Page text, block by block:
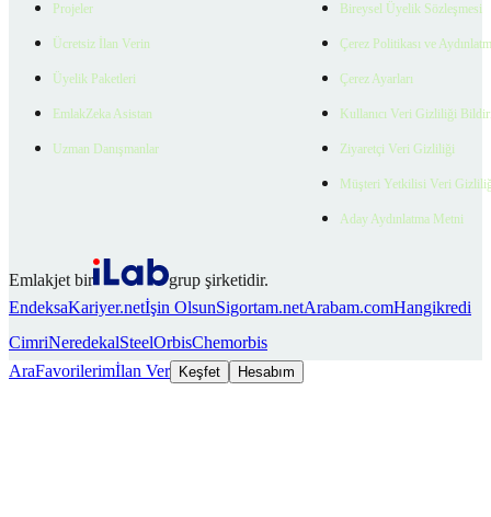
Projeler
Ücretsiz İlan Verin
Üyelik Paketleri
EmlakZeka Asistan
Uzman Danışmanlar
Bireysel Üyelik Sözleşmesi
Çerez Politikası ve
Çerez Ayarları
Kullanıcı Veri Gizliliği
Ziyaretçi Veri Gizliliği
Müşteri Yetkilisi Veri
Aday Aydınlatma Metni
Emlakjet bir
grup şirketidir.
EndeksaKariyer.netİşin OlsunSigortam.netArabam.comHangikredi
CimriNeredekalSteelOrbisChemorbis
AraFavorilerimİlan Ver Keşfet Hesabım